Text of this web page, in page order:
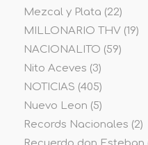
Mezcal y Plata (22)
MILLONARIO THV(19)
NACIONALITO (59)
Nito Aceves (3)
NOTICIAS (405)
Nuevo Leon (5)
Records Nacionales (2)